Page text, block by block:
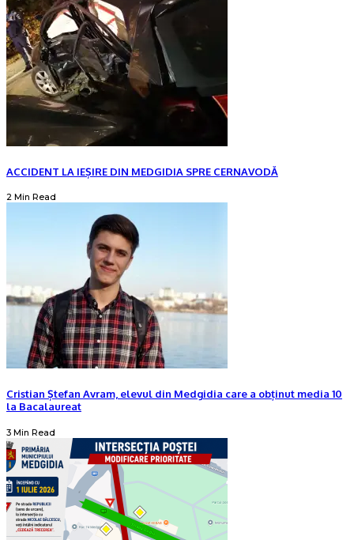
ACCIDENT LA IEȘIRE DIN MEDGIDIA SPRE CERNAVODĂ
2 Min Read
Cristian Ștefan Avram, elevul din Medgidia care a obținut media 10
la Bacalaureat
3 Min Read